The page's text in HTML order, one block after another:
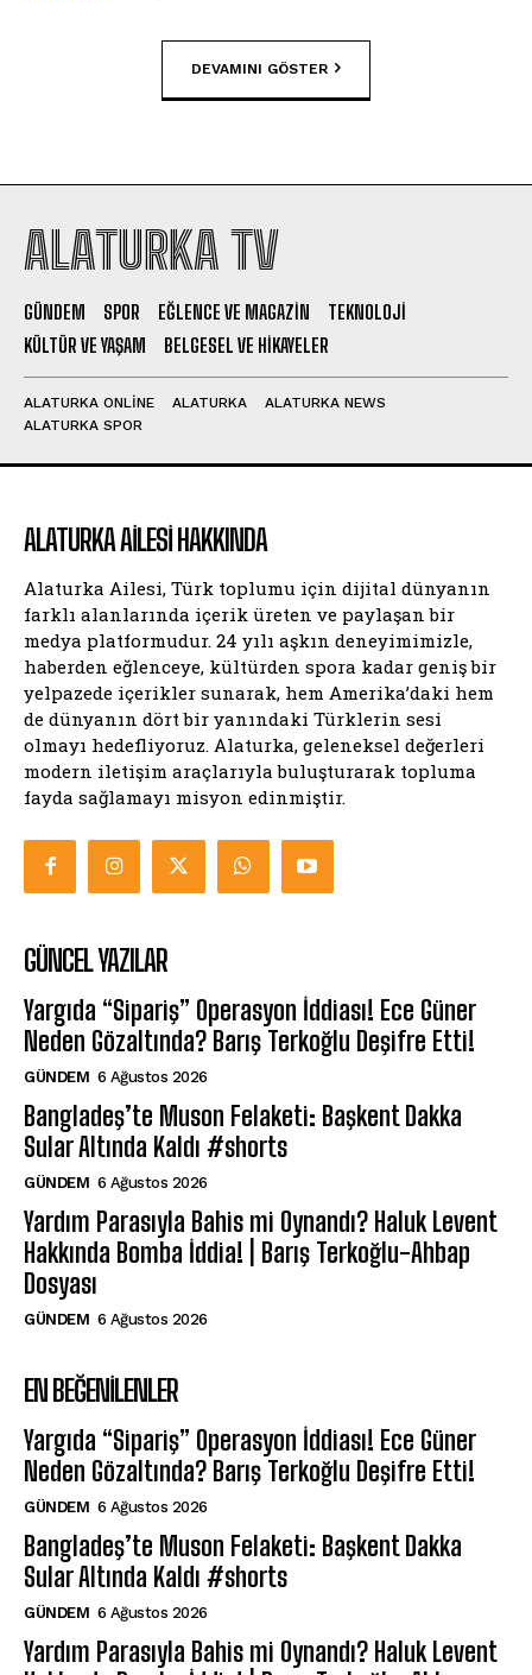
DEVAMINI GÖSTER
ALATURKA TV
GÜNDEM SPOR EĞLENCE VE MAGAZIN
TEKNOLOJI
KÜLTÜR VE YAŞAM
BELGESEL VE HIKAYELER
ALATURKA ONLINE ALATURKA
ALATURKA NEWS
ALATURKA SPOR
ALATURKA AILESI HAKKINDA
Alaturka Ailesi, Türk toplumu için dijital dünyanın
farklı alanlarında içerik üreten ve paylaşan bir
medya platformudur. 24 yılı aşkın deneyimimizle,
haberden eğlenceye, kültürden spora kadar geniş bir
yelpazede içerikler sunarak, hem Amerika’daki hem
de dünyanın dört bir yanındaki Türklerin sesi
olmayı hedefliyoruz. Alaturka, geleneksel değerleri
modern iletişim araçlarıyla buluşturarak topluma
fayda sağlamayı misyon edinmiştir.
GÜNCEL YAZILAR
Yargıda “Sipariş” Operasyon İddiası! Ece Güner
Neden Gözaltında? Barış Terkoğlu Deşifre Etti!
GÜNDEM 6 Ağustos 2026
Bangladeş’te Muson Felaketi: Başkent Dakka
Sular Altında Kaldı #shorts
GÜNDEM 6 Ağustos 2026
Yardım Parasıyla Bahis mi Oynandı? Haluk Levent
Hakkında Bomba İddia! | Barış Terkoğlu-Ahbap
Dosyası
GÜNDEM 6 Ağustos 2026
EN BEĞENILENLER
Yargıda “Sipariş” Operasyon İddiası! Ece Güner
Neden Gözaltında? Barış Terkoğlu Deşifre Etti!
GÜNDEM 6 Ağustos 2026
Bangladeş’te Muson Felaketi: Başkent Dakka
Sular Altında Kaldı #shorts
GÜNDEM 6 Ağustos 2026
Yardım Parasıyla Bahis mi Oynandı? Haluk Levent